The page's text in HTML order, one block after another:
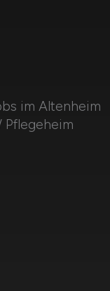
im Altenheim
Pflegeheim